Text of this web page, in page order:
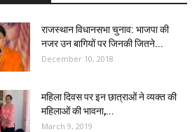
राजस्थान विधानसभा चुनाव: भाजपा की
नजर उन बागियों पर जिनकी जितने...
December 10, 2018
महिला दिवस पर इन छात्राओं ने व्यक्त की
महिलाओं की भावना,...
March 9, 2019